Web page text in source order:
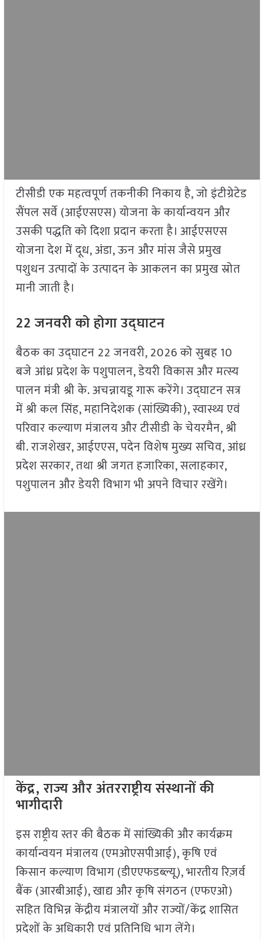
टीसीडी एक महत्वपूर्ण तकनीकी निकाय है, जो इंटीग्रेटेड
सैंपल सर्वे (आईएसएस) योजना के कार्यान्वयन और
उसकी पद्धति को दिशा प्रदान करता है। आईएसएस
योजना देश में दूध, अंडा, ऊन और मांस जैसे प्रमुख
पशुधन उत्पादों के उत्पादन के आकलन का प्रमुख स्रोत
मानी जाती है।
22 जनवरी को होगा उद्घाटन
बैठक का उद्घाटन 22 जनवरी, 2026 को सुबह 10
बजे आंध्र प्रदेश के पशुपालन, डेयरी विकास और मत्स्य
पालन मंत्री श्री के. अचन्नायडू गारू करेंगे। उद्घाटन सत्र
में श्री कल सिंह, महानिदेशक (सांख्यिकी), स्वास्थ्य एवं
परिवार कल्याण मंत्रालय और टीसीडी के चेयरमैन, श्री
बी. राजशेखर, आईएएस, पदेन विशेष मुख्य सचिव, आंध्र
प्रदेश सरकार, तथा श्री जगत हजारिका, सलाहकार,
पशुपालन और डेयरी विभाग भी अपने विचार रखेंगे।
केंद्र, राज्य और अंतरराष्ट्रीय संस्थानों की
भागीदारी
इस राष्ट्रीय स्तर की बैठक में सांख्यिकी और कार्यक्रम
कार्यान्वयन मंत्रालय (एमओएसपीआई), कृषि एवं
किसान कल्याण विभाग (डीएएफडब्ल्यू), भारतीय रिज़र्व
बैंक (आरबीआई), खाद्य और कृषि संगठन (एफएओ)
सहित विभिन्न केंद्रीय मंत्रालयों और राज्यों/केंद्र शासित
प्रदेशों के अधिकारी एवं प्रतिनिधि भाग लेंगे।